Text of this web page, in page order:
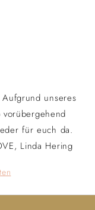
unseres
für euch da.
Linda Hering